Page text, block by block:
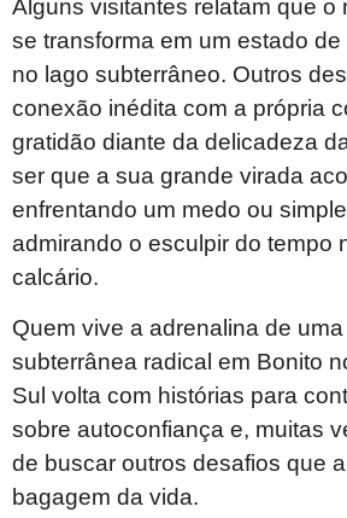
Alguns visitantes relatam que o
se transforma em um estado
no lago subterrâneo. Outros
conexão inédita com a própria
gratidão diante da delicadeza
ser que a sua grande virada
enfrentando um medo ou
admirando o esculpir do tempo
calcário.
Quem vive a adrenalina de
subterrânea radical em Bonito
Sul volta com histórias para
sobre autoconfiança e, muitas
de buscar outros desafios que
bagagem da vida.